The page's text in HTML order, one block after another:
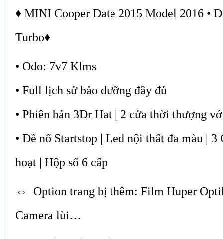
♦ MINI Cooper Date 2015 Model 2016 •
Turbo♦
• Odo: 7v7 Klms
• Full lịch sử bảo dưỡng đầy đủ
• Phiên bản 3Dr Hat | 2 cửa thời thượng
• Đề nổ Startstop | Led nội thất đa màu |
hoạt | Hộp số 6 cấp
⇔ Option trang bị thêm: Film Huper
Camera lùi…